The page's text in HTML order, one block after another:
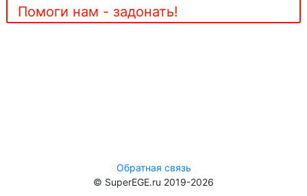
Помоги нам - задонать!
Обратная связь
© SuperEGE.ru 2019-2026